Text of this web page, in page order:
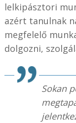
lelkipásztori
azért tanulnak
megfelelő
dolgozni,
Sokan